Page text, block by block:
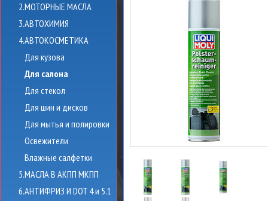
2.МОТОРНЫЕ МАСЛА
3.АВТОХИМИЯ
4.АВТОКОСМЕТИКА
Для кузова
Для салона
Для стекол
Для шин и дисков
Для мытья и полировки
Освежители
Влажные салфетки
5.МАСЛА В АКПП МКПП
6.АНТИФРИЗ И DOT 4 и 5.1